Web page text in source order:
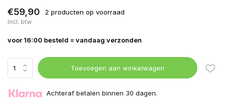
€59,90 2 producten op voorraad
Incl. btw
voor 16:00 besteld = vandaag verzonden
Toevoegen aan winkelwagen
Achteraf betalen binnen 30 dagen.